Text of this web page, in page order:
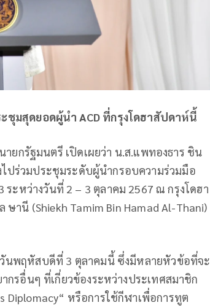
ชุมสุดยอดผู้นำ ACD ที่กรุงโดฮาสัปดาห์นี้
ยกรัฐมนตรี เปิดเผยว่า น.ส.แพทองธาร ชิน
ปร่วมประชุมระดับผู้นำกรอบความร่วมมือ
ระหว่างวันที่ 2 – 3 ตุลาคม 2567 ณ กรุงโดฮา
านี (Shiekh Tamim Bin Hamad Al-Thani)
นพฤหัสบดีที่ 3 ตุลาคมนี้ ซึ่งมีหลายหัวข้อที่จะ
รอื่นๆ ที่เกี่ยวข้องระหว่างประเทศสมาชิก
หรือการใช้กีฬาเพื่อการทูต